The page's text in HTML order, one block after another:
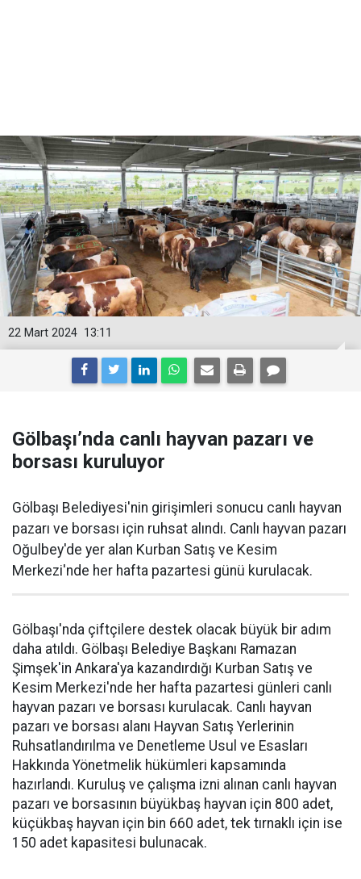
13:11
22 Mart 2024
Gölbaşı’nda canlı hayvan pazarı ve
borsası kuruluyor
Gölbaşı Belediyesi'nin girişimleri sonucu canlı hayvan
pazarı ve borsası için ruhsat alındı. Canlı hayvan pazarı
Oğulbey'de yer alan Kurban Satış ve Kesim
Merkezi'nde her hafta pazartesi günü kurulacak.
Gölbaşı'nda çiftçilere destek olacak büyük bir adım
daha atıldı. Gölbaşı Belediye Başkanı Ramazan
Şimşek'in Ankara'ya kazandırdığı Kurban Satış ve
Kesim Merkezi'nde her hafta pazartesi günleri canlı
hayvan pazarı ve borsası kurulacak. Canlı hayvan
pazarı ve borsası alanı Hayvan Satış Yerlerinin
Ruhsatlandırılma ve Denetleme Usul ve Esasları
Hakkında Yönetmelik hükümleri kapsamında
hazırlandı. Kuruluş ve çalışma izni alınan canlı hayvan
pazarı ve borsasının büyükbaş hayvan için 800 adet,
küçükbaş hayvan için bin 660 adet, tek tırnaklı için ise
150 adet kapasitesi bulunacak.